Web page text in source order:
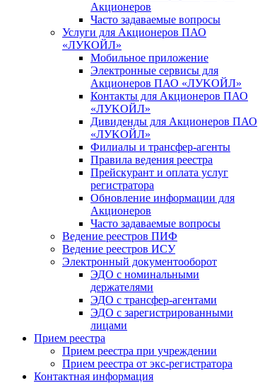
Акционеров
Часто задаваемые вопросы
Услуги для Акционеров ПАО
«ЛУКОЙЛ»
Мобильное приложение
Электронные сервисы для
Акционеров ПАО «ЛУKOЙЛ»
Контакты для Акционеров ПАО
«ЛУKOЙЛ»
Дивиденды для Акционеров ПАО
«ЛУKOЙЛ»
Филиалы и трансфер-агенты
Правила ведения реестра
Прейскурант и оплата услуг
регистратора
Обновление информации для
Акционеров
Часто задаваемые вопросы
Ведение реестров ПИФ
Ведение реестров ИСУ
Электронный документооборот
ЭДО с номинальными
держателями
ЭДО с трансфер-агентами
ЭДО с зарегистрированными
лицами
Прием реестра
Прием реестра при учреждении
Прием реестра от экс-регистратора
Контактная информация